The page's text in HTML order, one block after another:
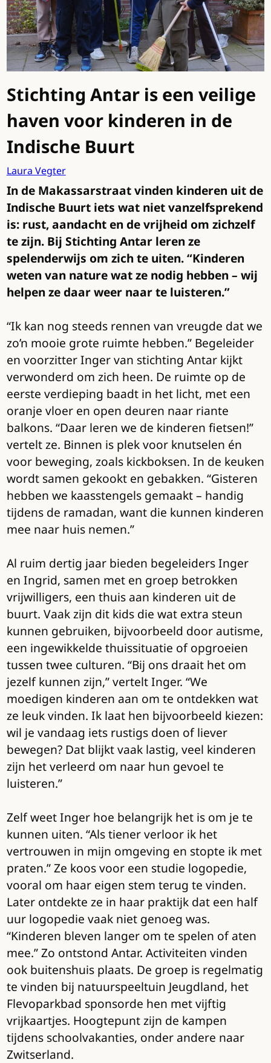
Stichting Antar is een veilige
haven voor kinderen in de
Indische Buurt
Laura Vegter
In de Makassarstraat vinden kinderen uit de
Indische Buurt iets wat niet vanzelfsprekend
is: rust, aandacht en de vrijheid om zichzelf
te zijn. Bij Stichting Antar leren ze
spelenderwijs om zich te uiten. “Kinderen
weten van nature wat ze nodig hebben – wij
helpen ze daar weer naar te luisteren.”
“Ik kan nog steeds rennen van vreugde dat we
zo’n mooie grote ruimte hebben.” Begeleider
en voorzitter Inger van stichting Antar kijkt
verwonderd om zich heen. De ruimte op de
eerste verdieping baadt in het licht, met een
oranje vloer en open deuren naar riante
balkons. “Daar leren we de kinderen fietsen!”
vertelt ze. Binnen is plek voor knutselen én
voor beweging, zoals kickboksen. In de keuken
wordt samen gekookt en gebakken. “Gisteren
hebben we kaasstengels gemaakt – handig
tijdens de ramadan, want die kunnen kinderen
mee naar huis nemen.”
Al ruim dertig jaar bieden begeleiders Inger
en Ingrid, samen met en groep betrokken
vrijwilligers, een thuis aan kinderen uit de
buurt. Vaak zijn dit kids die wat extra steun
kunnen gebruiken, bijvoorbeeld door autisme,
een ingewikkelde thuissituatie of opgroeien
tussen twee culturen. “Bij ons draait het om
jezelf kunnen zijn,” vertelt Inger. “We
moedigen kinderen aan om te ontdekken wat
ze leuk vinden. Ik laat hen bijvoorbeeld kiezen:
wil je vandaag iets rustigs doen of liever
bewegen? Dat blijkt vaak lastig, veel kinderen
zijn het verleerd om naar hun gevoel te
luisteren.”
Zelf weet Inger hoe belangrijk het is om je te
kunnen uiten. “Als tiener verloor ik het
vertrouwen in mijn omgeving en stopte ik met
praten.” Ze koos voor een studie logopedie,
vooral om haar eigen stem terug te vinden.
Later ontdekte ze in haar praktijk dat een half
uur logopedie vaak niet genoeg was.
“Kinderen bleven langer om te spelen of aten
mee.” Zo ontstond Antar. Activiteiten vinden
ook buitenshuis plaats. De groep is regelmatig
te vinden bij natuurspeeltuin Jeugdland, het
Flevoparkbad sponsorde hen met vijftig
vrijkaartjes. Hoogtepunt zijn de kampen
tijdens schoolvakanties, onder andere naar
Zwitserland.